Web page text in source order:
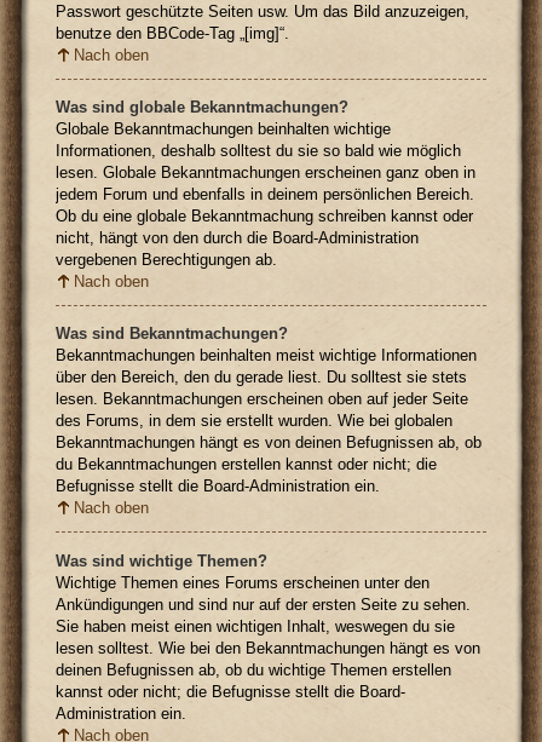
Passwort geschützte Seiten usw. Um das Bild anzuzeigen,
benutze den BBCode-Tag „[img]“.
Nach oben
Was sind globale Bekanntmachungen?
Globale Bekanntmachungen beinhalten wichtige
Informationen, deshalb solltest du sie so bald wie möglich
lesen. Globale Bekanntmachungen erscheinen ganz oben in
jedem Forum und ebenfalls in deinem persönlichen Bereich.
Ob du eine globale Bekanntmachung schreiben kannst oder
nicht, hängt von den durch die Board-Administration
vergebenen Berechtigungen ab.
Nach oben
Was sind Bekanntmachungen?
Bekanntmachungen beinhalten meist wichtige Informationen
über den Bereich, den du gerade liest. Du solltest sie stets
lesen. Bekanntmachungen erscheinen oben auf jeder Seite
des Forums, in dem sie erstellt wurden. Wie bei globalen
Bekanntmachungen hängt es von deinen Befugnissen ab, ob
du Bekanntmachungen erstellen kannst oder nicht; die
Befugnisse stellt die Board-Administration ein.
Nach oben
Was sind wichtige Themen?
Wichtige Themen eines Forums erscheinen unter den
Ankündigungen und sind nur auf der ersten Seite zu sehen.
Sie haben meist einen wichtigen Inhalt, weswegen du sie
lesen solltest. Wie bei den Bekanntmachungen hängt es von
deinen Befugnissen ab, ob du wichtige Themen erstellen
kannst oder nicht; die Befugnisse stellt die Board-
Administration ein.
Nach oben